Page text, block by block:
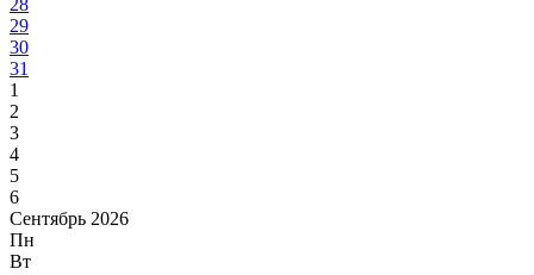
28
29
30
31
1
2
3
4
5
6
Сентябрь 2026
Пн
Вт